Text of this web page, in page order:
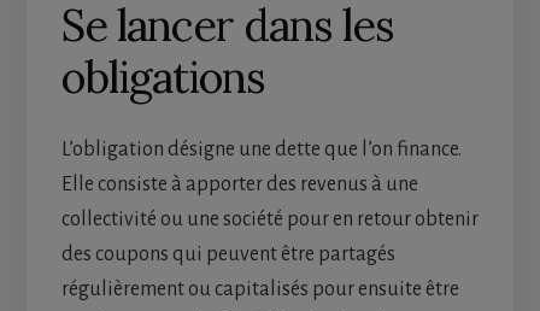
Se lancer dans les
obligations
L’obligation désigne une dette que l’on finance.
Elle consiste à apporter des revenus à une
collectivité ou une société pour en retour obtenir
des coupons qui peuvent être partagés
régulièrement ou capitalisés pour ensuite être